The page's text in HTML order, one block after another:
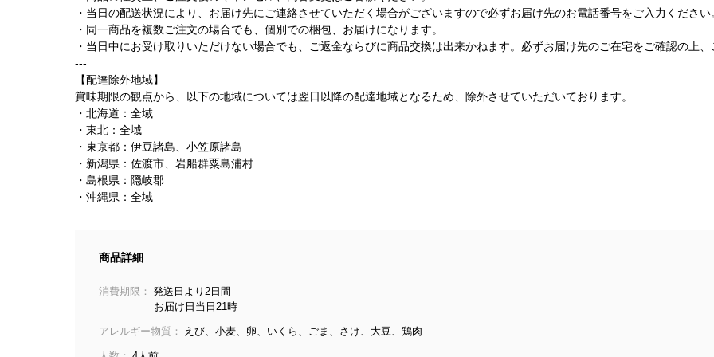
・当日の配送状況により、お届け先にご連絡させていただく場合がございますので必ずお届け先のお電話番号をご入力ください
・同一商品を複数ご注文の場合でも、個別での梱包、お届けになります。
・当日中にお受け取りいただけない場合でも、ご返金ならびに商品交換は出来かねます。必ずお届け先のご在宅をご確認の上、
---
【配達除外地域】
賞味期限の観点から、以下の地域については翌日以降の配達地域となるため、除外させていただいております。
・北海道：全域
・東北：全域
・東京都：伊豆諸島、小笠原諸島
・新潟県：佐渡市、岩船群粟島浦村
・島根県：隠岐郡
・沖縄県：全域
商品詳細
消費期限： 発送日より2日間
お届け日当日21時
アレルギー物質： えび、小麦、卵、いくら、ごま、さけ、大豆、鶏肉